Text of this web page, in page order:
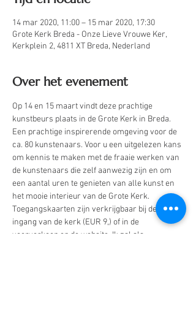
14 mar 2020, 11:00 – 15 mar 2020, 17:30
Grote Kerk Breda - Onze Lieve Vrouwe Ker,
Kerkplein 2, 4811 XT Breda, Nederland
Over het evenement
Op 14 en 15 maart vindt deze prachtige
kunstbeurs plaats in de Grote Kerk in Breda.
Een prachtige inspirerende omgeving voor de
ca. 80 kunstenaars. Voor u een uitgelezen kans
om kennis te maken met de fraaie werken van
de kunstenaars die zelf aanwezig zijn en om
een aantal uren te genieten van alle kunst en
het mooie interieur van de Grote Kerk.
Toegangskaarten zijn verkrijgbaar bij de
ingang van de kerk (EUR 9,) of in de
voorverkoop op de website. Ik zal als